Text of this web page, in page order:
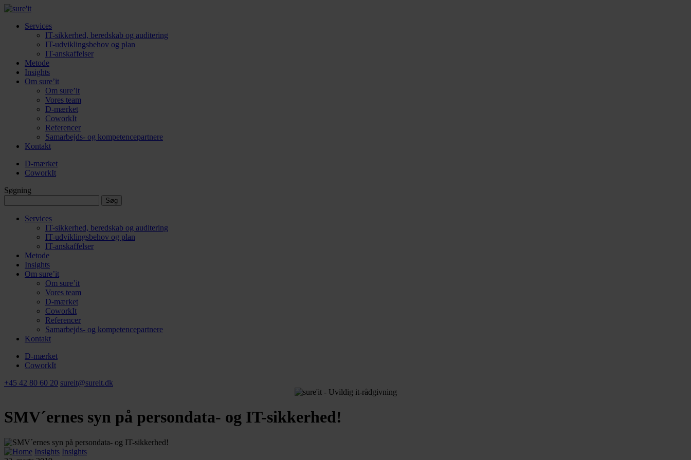
Services
IT-sikkerhed, beredskab og auditering
IT-udviklingsbehov og plan
IT-anskaffelser
Metode
Insights
Om sure’it
Om sure’it
Vores team
D-mærket
CoworkIt
Referencer
Samarbejds- og kompetencepartnere
Kontakt
D-mærket
CoworkIt
Søgning
efter:
Services
IT-sikkerhed, beredskab og auditering
IT-udviklingsbehov og plan
IT-anskaffelser
Metode
Insights
Om sure’it
Om sure’it
Vores team
D-mærket
CoworkIt
Referencer
Samarbejds- og kompetencepartnere
Kontakt
D-mærket
CoworkIt
+45 42 80 60 20 sureit@sureit.dk
SMV´ernes syn på persondata- og IT-sikkerhed!
Insights Insights